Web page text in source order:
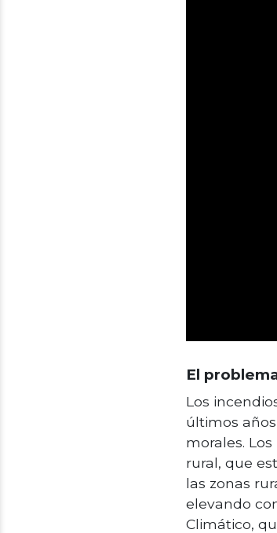
El
Los
últimos
morales.
rural, que
las zonas
elevando
Climático,